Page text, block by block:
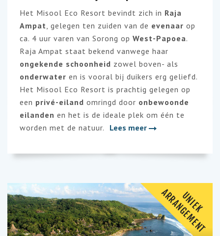
Het Misool Eco Resort bevindt zich in Raja
Ampat, gelegen ten zuiden van de evenaar op
ca. 4 uur varen van Sorong op West-Papoea.
Raja Ampat staat bekend vanwege haar
ongekende schoonheid zowel boven- als
onderwater en is vooral bij duikers erg geliefd.
Het Misool Eco Resort is prachtig gelegen op
een privé-eiland omringd door onbewoonde
eilanden en het is de ideale plek om één te
worden met de natuur.
Lees meer
U
N
I
E
K
A
R
R
A
N
G
E
M
E
N
T